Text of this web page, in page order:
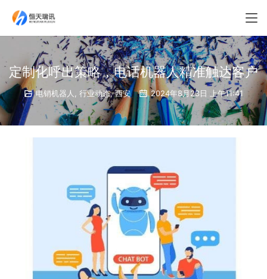
定制化呼出策略，电话机器人精准触达客户
电销机器人 行业动态,西安 2024年8月23日 上午11:41